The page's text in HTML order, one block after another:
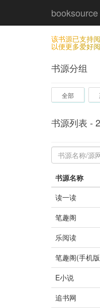
booksource
该书源已支持
以便更多爱好
书源分组
全部
书源列表 -
书源名称
读一读
笔趣阁
乐阅读
笔趣阁(手机
E小说
追书网